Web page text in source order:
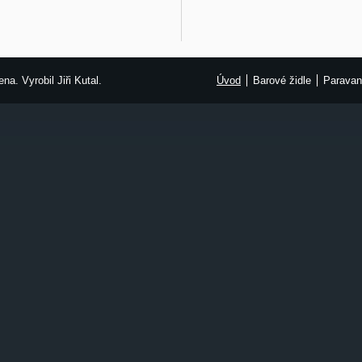
Vyrobil Jiři Kutal Úvod Barové židle